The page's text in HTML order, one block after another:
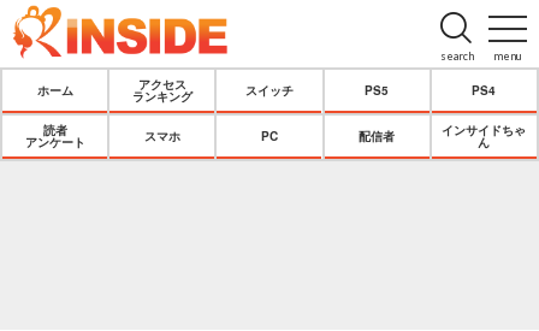
menu
search
ホーム
アクセス
ランキング
スイッチ PS5 PS4
読者
アンケート
スマホ PC 配信者
インサイドちゃ
ん